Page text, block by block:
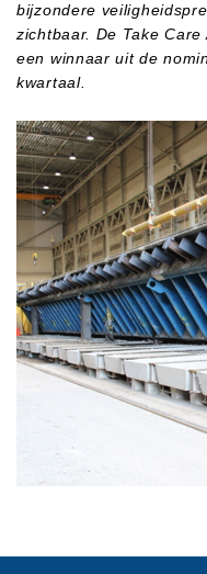
bijzondere
zichtbaar. De Take
een winnaar uit de
kwartaal.